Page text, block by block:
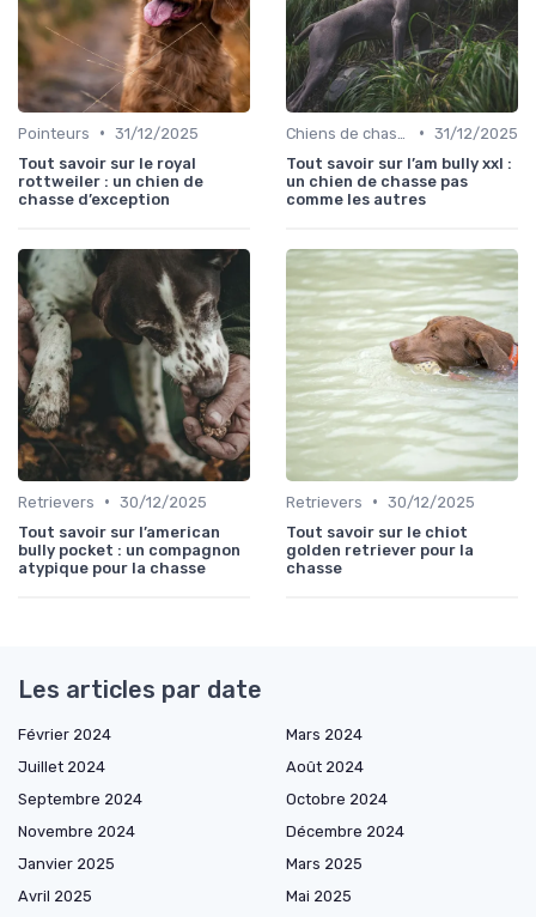
Pointeurs • 31/12/2025
Tout savoir sur le royal
rottweiler : un chien de
chasse d’exception
• 31/12/2025
Tout savoir sur l’am bully xxl :
un chien de chasse pas
comme les autres
Retrievers • 30/12/2025
Tout savoir sur l’american
bully pocket : un compagnon
atypique pour la chasse
Retrievers • 30/12/2025
Tout savoir sur le chiot
golden retriever pour la
chasse
Les articles par date
Février 2024
Mars 2024
Juillet 2024
Août 2024
Septembre 2024
Octobre 2024
Novembre 2024
Décembre 2024
Janvier 2025
Mars 2025
Avril 2025
Mai 2025